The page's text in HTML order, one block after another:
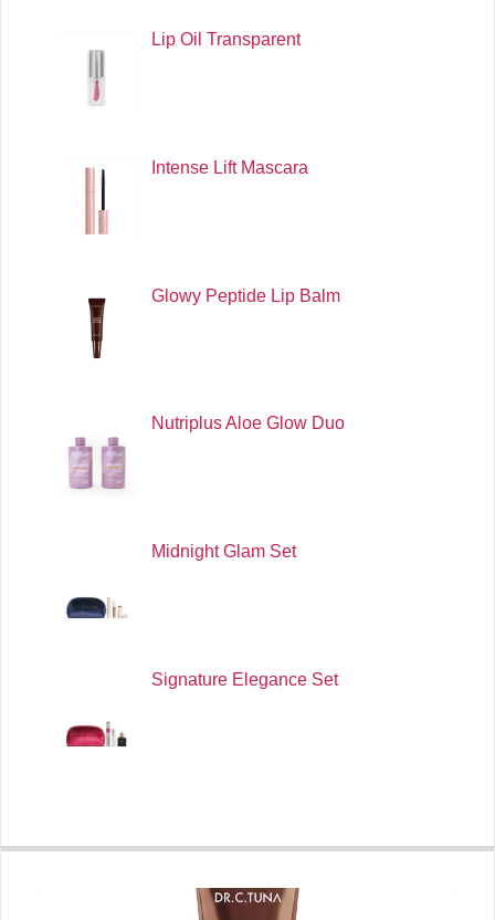
Lip Oil Transparent
Intense Lift Mascara
Glowy Peptide Lip Balm
Nutriplus Aloe Glow Duo
Midnight Glam Set
Signature Elegance Set